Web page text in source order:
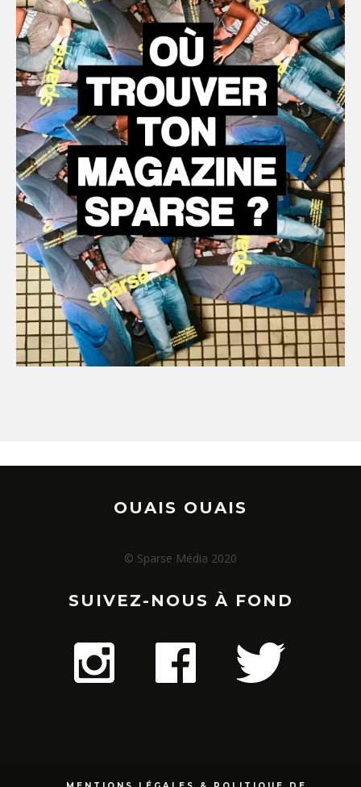
OUAIS OUAIS
© Sparse Média 2020
SUIVEZ-NOUS À FOND